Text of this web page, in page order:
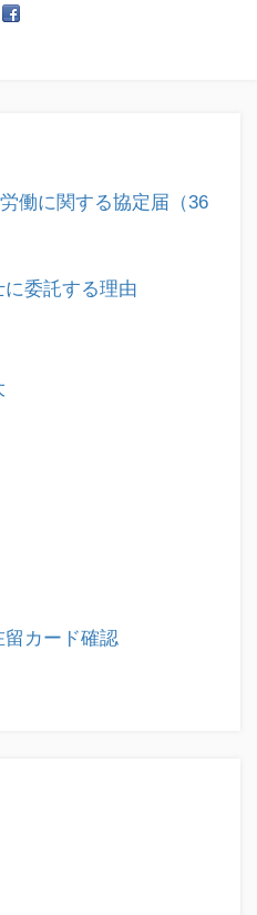
働に関する協定届（36
委託する理由
カード確認